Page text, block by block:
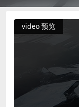
video 预览